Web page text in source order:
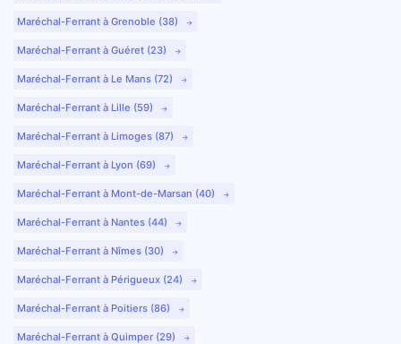
Maréchal-Ferrant à Grenoble (38)
Maréchal-Ferrant à Guéret (23)
Maréchal-Ferrant à Le Mans (72)
Maréchal-Ferrant à Lille (59)
Maréchal-Ferrant à Limoges (87)
Maréchal-Ferrant à Lyon (69)
Maréchal-Ferrant à Mont-de-Marsan (40)
Maréchal-Ferrant à Nantes (44)
Maréchal-Ferrant à Nîmes (30)
Maréchal-Ferrant à Périgueux (24)
Maréchal-Ferrant à Poitiers (86)
Maréchal-Ferrant à Quimper (29)